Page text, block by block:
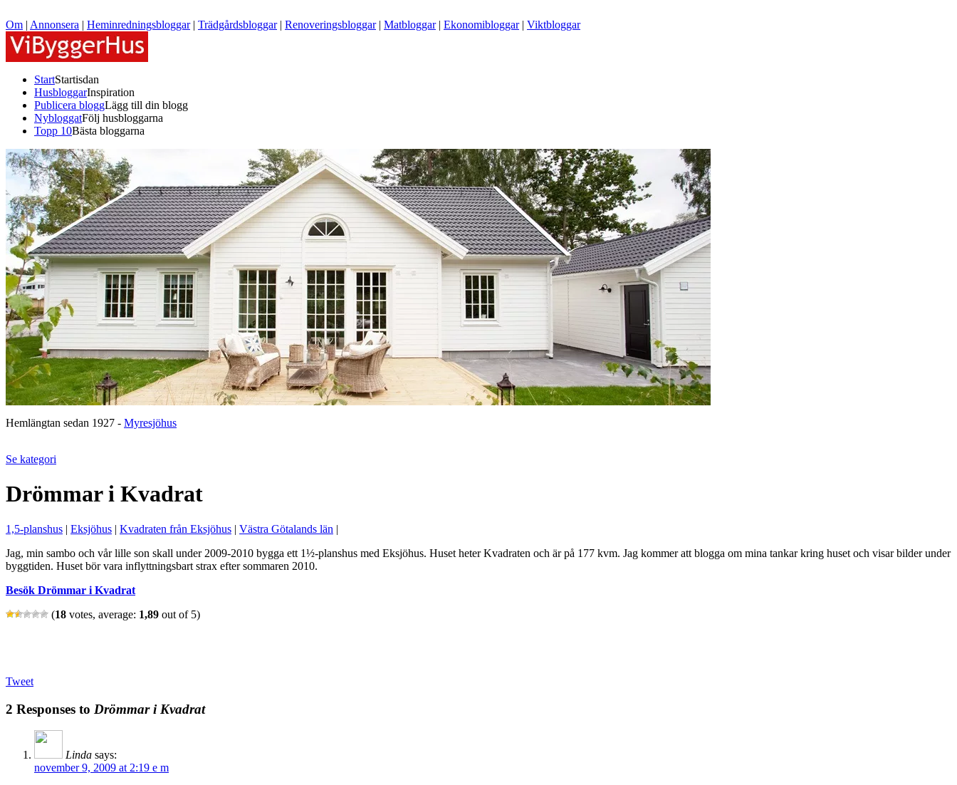
Om | Annonsera | Heminredningsbloggar| Trädgårdsbloggar| Renoveringsbloggar| Matbloggar| Ekonomibloggar| Viktbloggar
StartStartisdan
HusbloggarInspiration
Publicera bloggLägg till din blogg
NybloggatFölj husbloggarna
Topp 10Bästa bloggarna
Hemlängtan sedan 1927 - Myresjöhus
Se kategori
Drömmar i Kvadrat
1,5-planshus | Eksjöhus | Kvadraten från Eksjöhus | Västra Götalands län |
Jag, min sambo och vår lille son skall under 2009-2010 bygga ett 1½-planshus med Eksjöhus. Huset heter Kvadraten och är på 177 kvm. Jag kommer att blogga om mina tankar kring huset och visar bilder under
byggtiden. Huset bör vara inflyttningsbart strax efter sommaren 2010.
Besök Drömmar i Kvadrat
(18 votes, average: 1,89 out of 5)
Tweet
2 Responses to Drömmar i Kvadrat
Linda says:
november 9, 2009 at 2:19 e m